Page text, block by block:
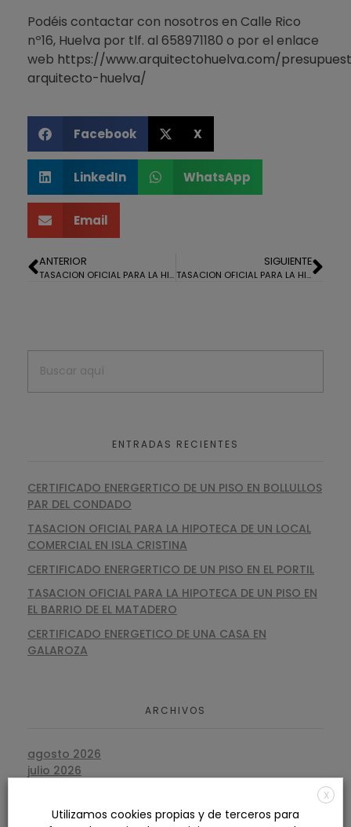
Podéis contactar con nosotros en Calle Rico
nº16, Huelva por tlf. al 658971180 o por el enlace
web https://www.arquitectohuelva.com/
arquitecto-huelva/
Facebook X
LinkedIn WhatsApp
Email
ANTERIOR
TASACION OFICIAL PARA LA HIPOTECA DE UNA NAVE INDUSTRIAL EN TRIGUEROS
SIGUIENTE
TASACION OFICIAL PARA LA HIPOTECA DE UN LOCAL COMERCIAL EN ISLA CRISTINA
ENTRADAS RECIENTES
CERTIFICADO ENERGERTICO DE UN PISO EN BOLLULLOS
PAR DEL CONDADO
TASACION OFICIAL PARA LA HIPOTECA DE UN LOCAL
COMERCIAL EN ISLA CRISTINA
CERTIFICADO ENERGERTICO DE UN PISO EN EL PORTIL
TASACION OFICIAL PARA LA HIPOTECA DE UN PISO EN
EL BARRIO DE EL MATADERO
CERTIFICADO ENERGETICO DE UNA CASA EN
GALAROZA
ARCHIVOS
agosto 2026
julio 2026
abril 2026
X
Utilizamos cookies propias y de terceros para